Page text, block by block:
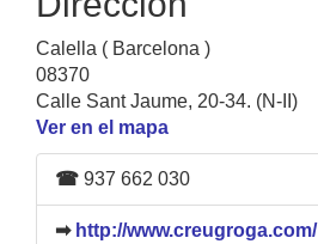
Calella ( Barcelona )
08370
Calle Sant Jaume, 20-34. (N-II)
Ver en el mapa
☎ 937 662 030
➡ http://www.creugroga.com/